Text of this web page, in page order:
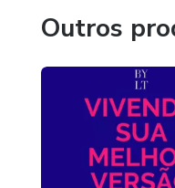
Outros